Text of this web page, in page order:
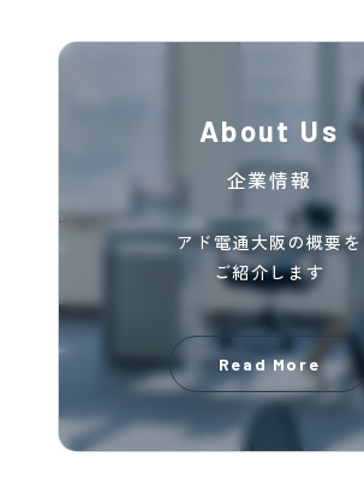
About Us
企業情報
アド電通大阪の概要を
ご紹介します
Read More